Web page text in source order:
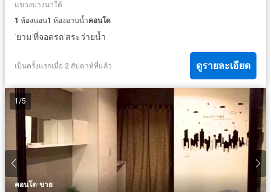
แขวงบางนาใต้
1 ห้องนอน1 ห้องอาบน้ำคอนโด
·ยาม·ที่จอดรถ·สระว่ายน้ำ
เป็นครั้งแรกเมื่อ 2 สัปดาห์ที่แล้ว ดูรายละเอียด
1 /5
คอนโด·ขาย